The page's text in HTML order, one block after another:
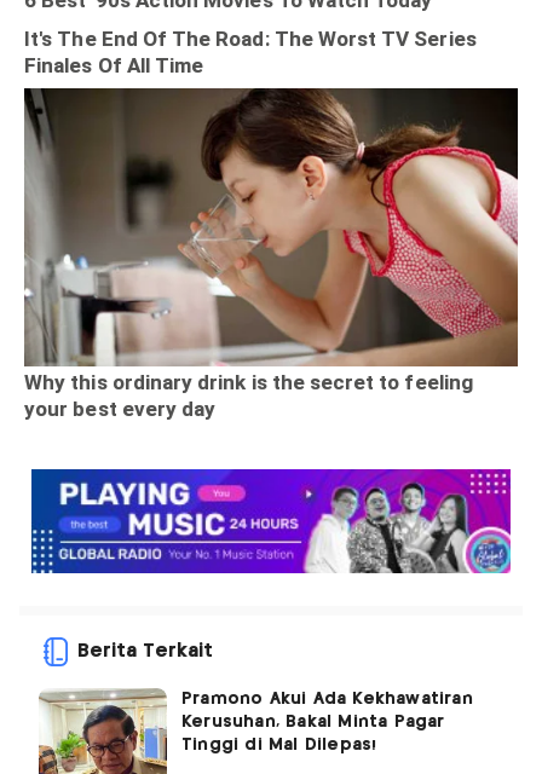
Berita Terkait
Pramono Akui Ada Kekhawatiran
Kerusuhan, Bakal Minta Pagar
Tinggi di Mal Dilepas!